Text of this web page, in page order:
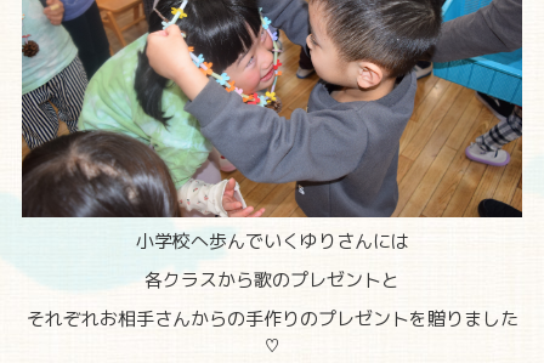
小学校へ歩んでいくゆりさんには
各クラスから歌のプレゼントと
それぞれお相手さんからの手作りのプレゼントを贈りました
♡